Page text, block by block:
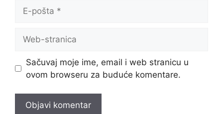
pošta
stranica
Sačuvaj moje ime, email i web stranicu u
ovom browseru za buduće komentare.